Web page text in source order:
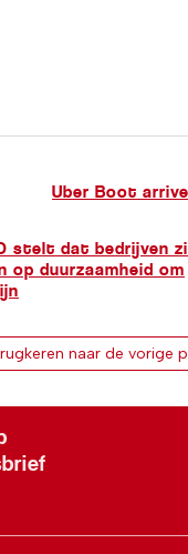
Uber Boot
stelt dat bedrijven
op duurzaamheid om
naar de vorige